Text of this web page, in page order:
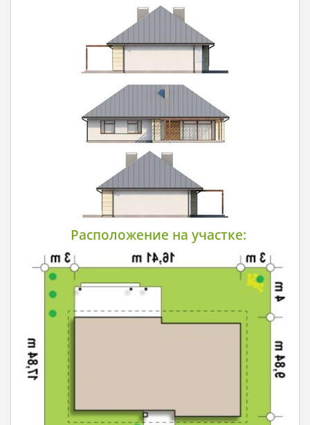
Расположение на участке: